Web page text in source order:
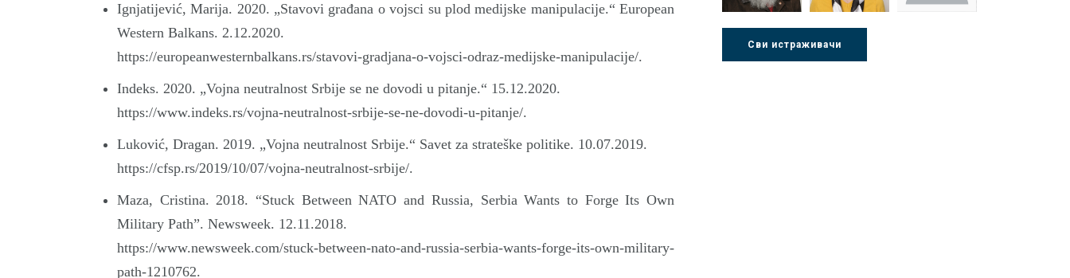
Ignjatijević, Marija. 2020. „Stavovi građana o vojsci su plod medijske manipulacije.“ European
Western Balkans. 2.12.2020.
https://europeanwesternbalkans.rs/stavovi-gradjana-o-vojsci-odraz-medijske-manipulacije/.
Indeks. 2020. „Vojna neutralnost Srbije se ne dovodi u pitanje.“ 15.12.2020.
https://www.indeks.rs/vojna-neutralnost-srbije-se-ne-dovodi-u-pitanje/.
Luković, Dragan. 2019. „Vojna neutralnost Srbije.“ Savet za strateške politike. 10.07.2019.
https://cfsp.rs/2019/10/07/vojna-neutralnost-srbije/.
Maza, Cristina. 2018. “Stuck Between NATO and Russia, Serbia Wants to Forge Its Own
Military Path”. Newsweek. 12.11.2018.
https://www.newsweek.com/stuck-between-nato-and-russia-serbia-wants-forge-its-own-military-
path-1210762.
Др Љубиша
Деспотовић
Др Нада
Радушки
Сви истраживачи